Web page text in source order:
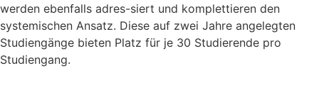
werden ebenfalls adres-siert und komplettieren den
systemischen Ansatz. Diese auf zwei Jahre angelegten
Studiengänge bieten Platz für je 30 Studierende pro
Studiengang.